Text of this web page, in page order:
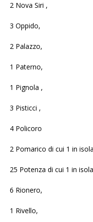
2 Nova Siri ,
3 Oppido,
2 Palazzo,
1 Paterno,
1 Pignola ,
3 Pisticci ,
4 Policoro
2 Pomarico di cui 1 in
25 Potenza di cui 1 in
6 Rionero,
1 Rivello,